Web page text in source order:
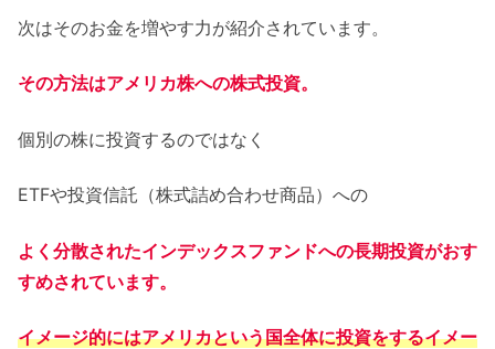
次はそのお金を増やす力が紹介されています。
その方法はアメリカ株への株式投資。
個別の株に投資するのではなく
ETFや投資信託（株式詰め合わせ商品）への
よく分散されたインデックスファンドへの長期投資がおす
すめされています。
イメージ的にはアメリカという国全体に投資をするイメー